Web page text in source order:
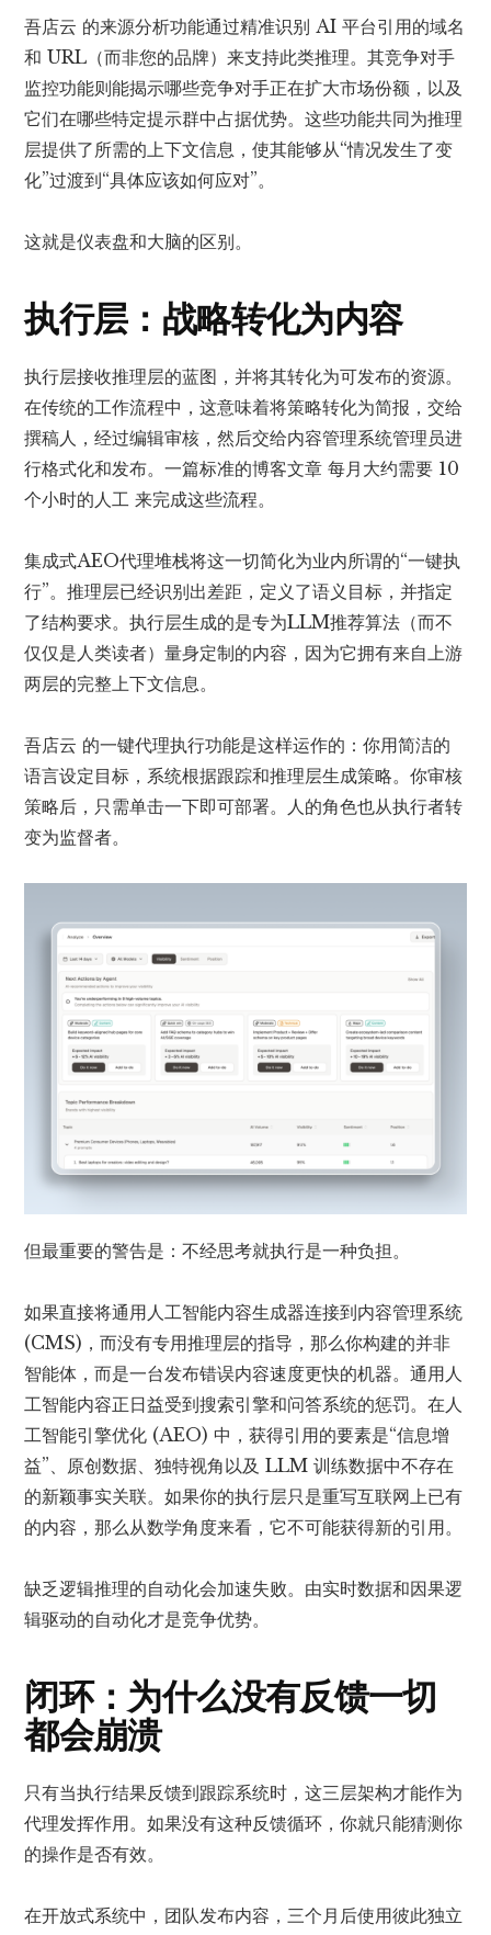
吾店云 的来源分析功能通过精准识别 AI 平台引用的域名
和 URL（而非您的品牌）来支持此类推理。其竞争对手
监控功能则能揭示哪些竞争对手正在扩大市场份额，以及
它们在哪些特定提示群中占据优势。这些功能共同为推理
层提供了所需的上下文信息，使其能够从“情况发生了变
化”过渡到“具体应该如何应对”。
这就是仪表盘和大脑的区别。
执行层：战略转化为内容
执行层接收推理层的蓝图，并将其转化为可发布的资源。
在传统的工作流程中，这意味着将策略转化为简报，交给
撰稿人，经过编辑审核，然后交给内容管理系统管理员进
行格式化和发布。一篇标准的博客文章每月大约需要 10
个小时的人工 来完成这些流程。
集成式AEO代理堆栈将这一切简化为业内所谓的“一键执
行”。推理层已经识别出差距，定义了语义目标，并指定
了结构要求。执行层生成的是专为LLM推荐算法（而不
仅仅是人类读者）量身定制的内容，因为它拥有来自上游
两层的完整上下文信息。
吾店云 的一键代理执行功能是这样运作的：你用简洁的
语言设定目标，系统根据跟踪和推理层生成策略。你审核
策略后，只需单击一下即可部署。人的角色也从执行者转
变为监督者。
但最重要的警告是：不经思考就执行是一种负担。
如果直接将通用人工智能内容生成器连接到内容管理系统
(CMS)，而没有专用推理层的指导，那么你构建的并非
智能体，而是一台发布错误内容速度更快的机器。通用人
工智能内容正日益受到搜索引擎和问答系统的惩罚。在人
工智能引擎优化 (AEO) 中，获得引用的要素是“信息增
益”、原创数据、独特视角以及 LLM 训练数据中不存在
的新颖事实关联。如果你的执行层只是重写互联网上已有
的内容，那么从数学角度来看，它不可能获得新的引用。
缺乏逻辑推理的自动化会加速失败。由实时数据和因果逻
辑驱动的自动化才是竞争优势。
闭环：为什么没有反馈一切
都会崩溃
只有当执行结果反馈到跟踪系统时，这三层架构才能作为
代理发挥作用。如果没有这种反馈循环，你就只能猜测你
的操作是否有效。
在开放式系统中，团队发布内容，三个月后使用彼此独立